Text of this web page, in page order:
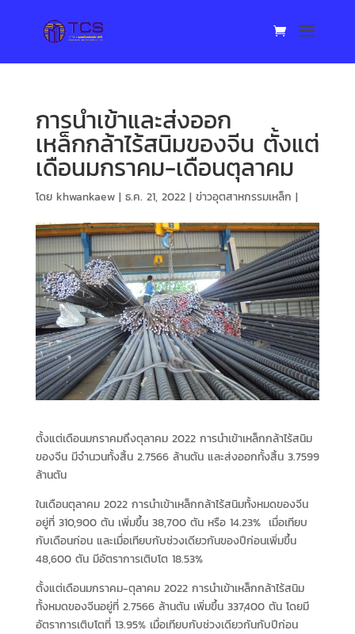
การนำเข้าและส่งออก
เหล็กกล้าไร้สนิมของจีน ตั้งแต่
เดือนมกราคม-เดือนตุลาคม
โดย khwankaew| ธ.ค. 21, 2022| ข่าวอุตสาหกรรมเหล็ก |
ตั้งแต่เดือนมกราคมถึงตุลาคม 2022 การนำเข้าเหล็กกล้าไร้สนิม
ของจีน มีจำนวนทั้งสิ้น 2.7566 ล้านตัน และส่งออกทั้งสิ้น 3.7599
ล้านตัน
ในเดือนตุลาคม 2022 การนำเข้าเหล็กกล้าไร้สนิมทั้งหมดของจีน
อยู่ที่ 310,900 ตัน เพิ่มขึ้น 38,700 ตัน หรือ 14.23% เมื่อเทียบ
กับเดือนก่อน และเมื่อเทียบกับช่วงเดียวกันของปีก่อนเพิ่มขึ้น
48,600 ตัน มีอัตราการเติบโต 18.53%
ตั้งแต่เดือนมกราคม-ตุลาคม 2022 การนำเข้าเหล็กกล้าไร้สนิม
ทั้งหมดของจีนอยู่ที่ 2.7566 ล้านตัน เพิ่มขึ้น 337,400 ตัน โดยมี
อัตราการเติบโตที่ 13.95% เมื่อเทียบกับช่วงเดียวกันกับปีก่อน